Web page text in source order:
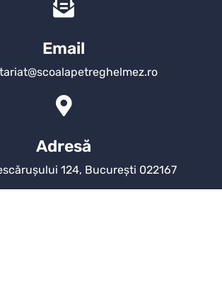
Email
Adresă
124, București 022167